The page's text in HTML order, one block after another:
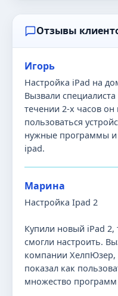
Отзывы
Игорь
Настройка iPad на
Вызвали
течении 2-х часов
пользоваться
нужные программы
ipad.
Марина
Настройка Ipad 2
Купили новый iPad 2,
смогли настроить.
компании
показал как
множество